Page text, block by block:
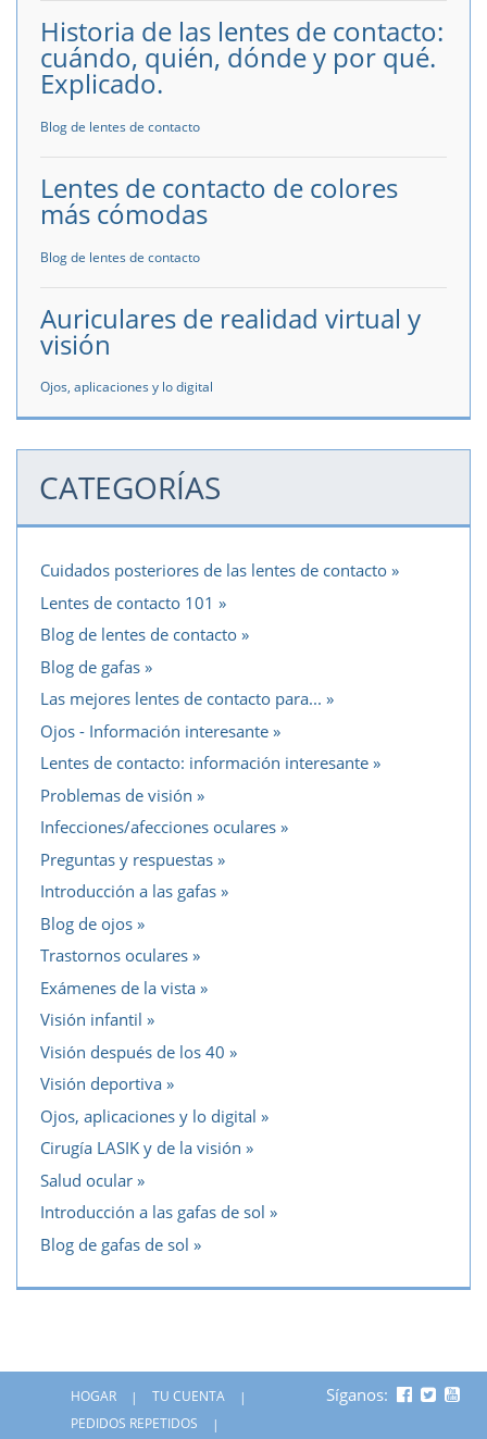
Historia de las lentes de contacto:
cuándo, quién, dónde y por qué.
Explicado.
Blog de lentes de contacto
Lentes de contacto de colores
más cómodas
Blog de lentes de contacto
Auriculares de realidad virtual y
visión
Ojos, aplicaciones y lo digital
CATEGORÍAS
Cuidados posteriores de las lentes de contacto
Lentes de contacto 101
Blog de lentes de contacto
Blog de gafas
Las mejores lentes de contacto para...
Ojos - Información interesante
Lentes de contacto: información interesante
Problemas de visión
Infecciones/afecciones oculares
Preguntas y respuestas
Introducción a las gafas
Blog de ojos
Trastornos oculares
Exámenes de la vista
Visión infantil
Visión después de los 40
Visión deportiva
Ojos, aplicaciones y lo digital
Cirugía LASIK y de la visión
Salud ocular
Introducción a las gafas de sol
Blog de gafas de sol
HOGAR
TU CUENTA
PEDIDOS REPETIDOS
Síganos: